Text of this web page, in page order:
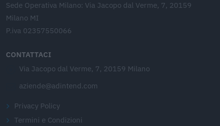
Sede Operativa Milano: Via Jacopo dal Verme, 7, 20159
Milano MI
P.iva 02357550066
CONTATTACI
Via Jacopo dal Verme, 7, 20159 Milano
aziende@adintend.com
Privacy Policy
Termini e Condizioni